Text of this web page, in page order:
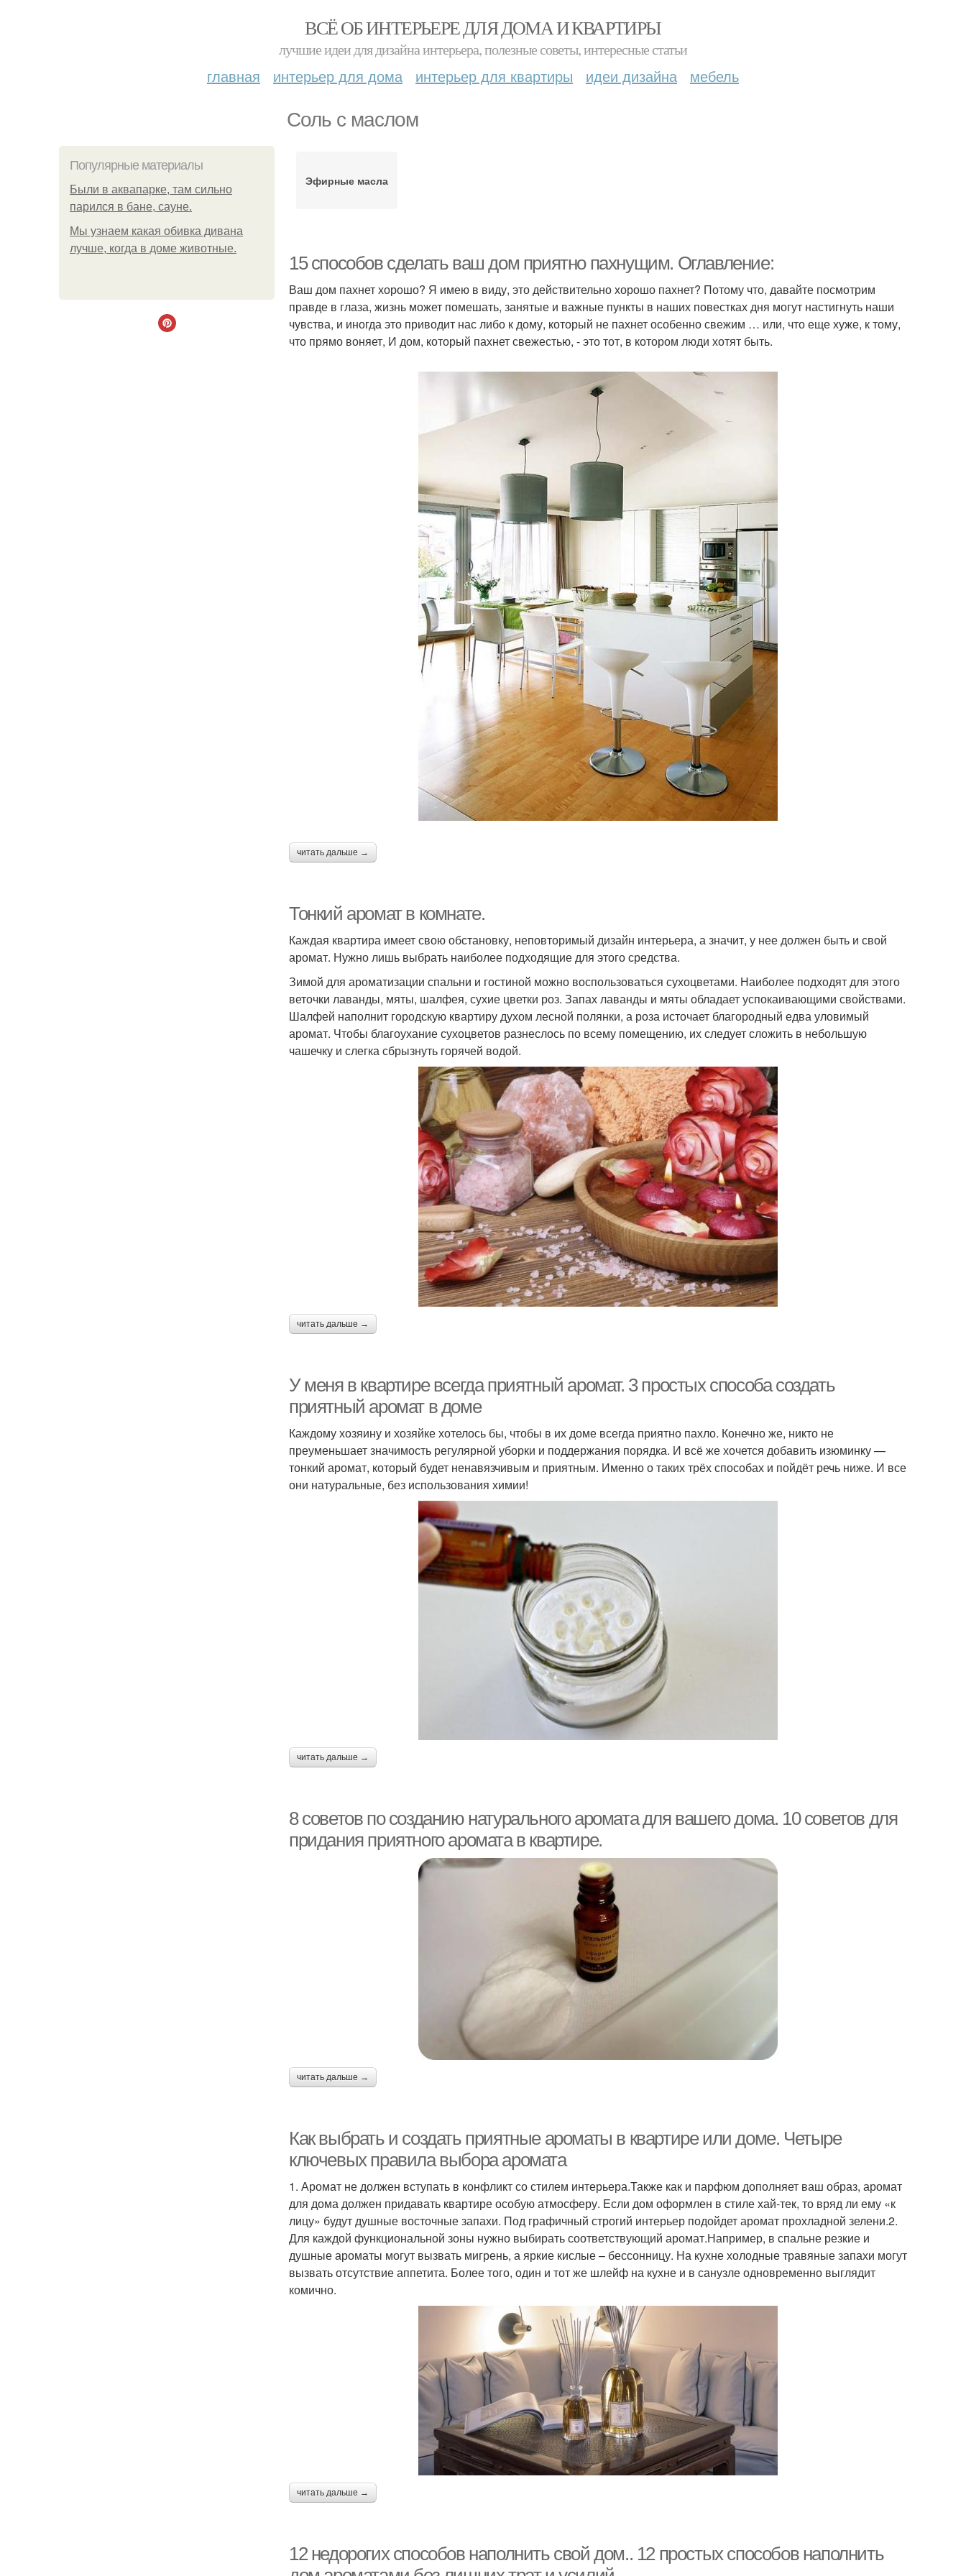
ВСЁ ОБ ИНТЕРЬЕРЕ ДЛЯ ДОМА И КВАРТИРЫ
лучшие идеи для дизайна интерьера, полезные советы, интересные статьи
главная интерьер для дома интерьер для квартиры идеи дизайна мебель
Соль с маслом
Популярные материалы
Были в аквапарке, там сильно
парился в бане, сауне.
Мы узнаем какая обивка дивана
лучше, когда в доме животные.
Эфирные масла
15 способов сделать ваш дом приятно пахнущим. Оглавление:
Ваш дом пахнет хорошо? Я имею в виду, это действительно хорошо пахнет? Потому что, давайте посмотрим
правде в глаза, жизнь может помешать, занятые и важные пункты в наших повестках дня могут настигнуть наши
чувства, и иногда это приводит нас либо к дому, который не пахнет особенно свежим … или, что еще хуже, к тому,
что прямо воняет, И дом, который пахнет свежестью, - это тот, в котором люди хотят быть.
читать дальше →
Тонкий аромат в комнате.
Каждая квартира имеет свою обстановку, неповторимый дизайн интерьера, а значит, у нее должен быть и свой
аромат. Нужно лишь выбрать наиболее подходящие для этого средства.
Зимой для ароматизации спальни и гостиной можно воспользоваться сухоцветами. Наиболее подходят для этого
веточки лаванды, мяты, шалфея, сухие цветки роз. Запах лаванды и мяты обладает успокаивающими свойствами.
Шалфей наполнит городскую квартиру духом лесной полянки, а роза источает благородный едва уловимый
аромат. Чтобы благоухание сухоцветов разнеслось по всему помещению, их следует сложить в небольшую
чашечку и слегка сбрызнуть горячей водой.
читать дальше →
У меня в квартире всегда приятный аромат. 3 простых способа создать
приятный аромат в доме
Каждому хозяину и хозяйке хотелось бы, чтобы в их доме всегда приятно пахло. Конечно же, никто не
преуменьшает значимость регулярной уборки и поддержания порядка. И всё же хочется добавить изюминку —
тонкий аромат, который будет ненавязчивым и приятным. Именно о таких трёх способах и пойдёт речь ниже. И все
они натуральные, без использования химии!
читать дальше →
8 советов по созданию натурального аромата для вашего дома. 10 советов для
придания приятного аромата в квартире.
читать дальше →
Как выбрать и создать приятные ароматы в квартире или доме. Четыре
ключевых правила выбора аромата
1. Аромат не должен вступать в конфликт со стилем интерьера.Также как и парфюм дополняет ваш образ, аромат
для дома должен придавать квартире особую атмосферу. Если дом оформлен в стиле хай-тек, то вряд ли ему «к
лицу» будут душные восточные запахи. Под графичный строгий интерьер подойдет аромат прохладной зелени.2.
Для каждой функциональной зоны нужно выбирать соответствующий аромат.Например, в спальне резкие и
душные ароматы могут вызвать мигрень, а яркие кислые – бессонницу. На кухне холодные травяные запахи могут
вызвать отсутствие аппетита. Более того, один и тот же шлейф на кухне и в санузле одновременно выглядит
комично.
читать дальше →
12 недорогих способов наполнить свой дом.. 12 простых способов наполнить